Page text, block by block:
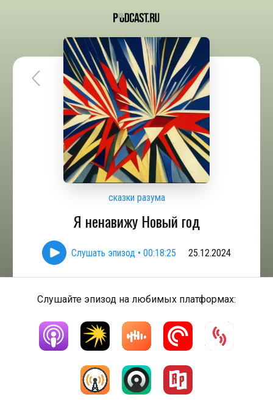
сказки разума
Я ненавижу Новый год
Слушать эпизод • 00:18:25 25.12.2024
Слушайте эпизод на любимых платформах: